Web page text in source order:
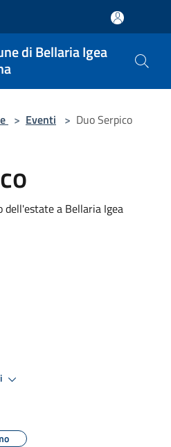
di Bellaria Igea
> Eventi > Duo Serpico
a Bellaria Igea